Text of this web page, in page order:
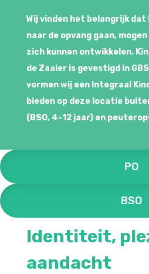
Wij vinden het belangrijk
naar de opvang gaan,
zich kunnen ontwikkelen.
de Zaaier is gevestigd in
vormen wij een Integraal
bieden op deze locatie
(BSO, 4-12 jaar) en
PO
BSO
Identiteit,
aandacht